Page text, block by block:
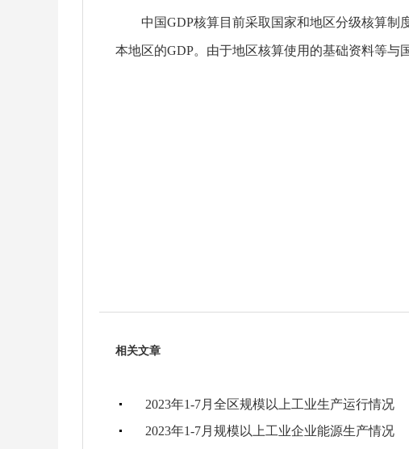
中国GDP核算目前采取国家和地区分级核算制
本地区的GDP。由于地区核算使用的基础资料等与
相关文章
2023年1-7月全区规模以上工业生产运行情况
2023年1-7月规模以上工业企业能源生产情况